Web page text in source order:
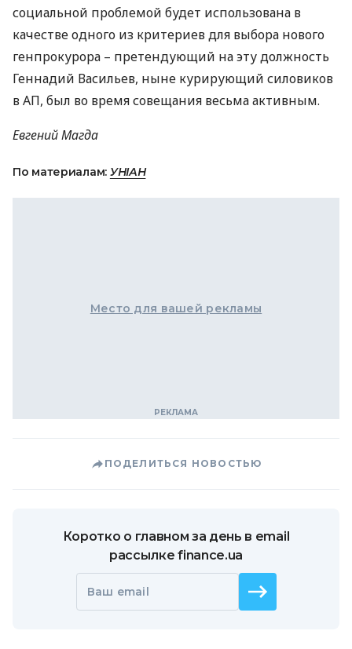
социальной проблемой будет использована в
качестве одного из критериев для выбора нового
генпрокурора – претендующий на эту должность
Геннадий Васильев, ныне курирующий силовиков
в АП, был во время совещания весьма активным.
Евгений Магда
По материалам: УНІАН
Место для вашей рекламы
ПОДЕЛИТЬСЯ НОВОСТЬЮ
Коротко о главном за день в email
рассылке finance.ua
Ваш email